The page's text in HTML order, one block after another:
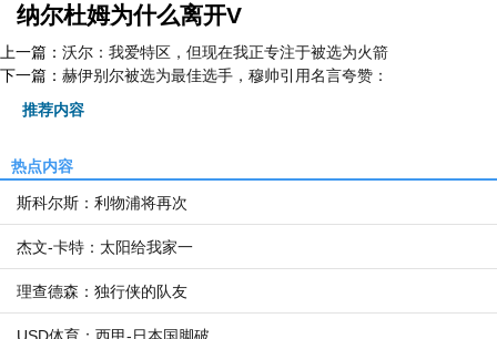
纳尔杜姆为什么离开V
上一篇： 沃尔：我爱特区，但现在我正专注于被选为火箭
下一篇： 赫伊别尔被选为最佳选手，穆帅引用名言夸赞：
推荐内容
热点内容
斯科尔斯：利物浦将再次
杰文-卡特：太阳给我家一
理查德森：独行侠的队友